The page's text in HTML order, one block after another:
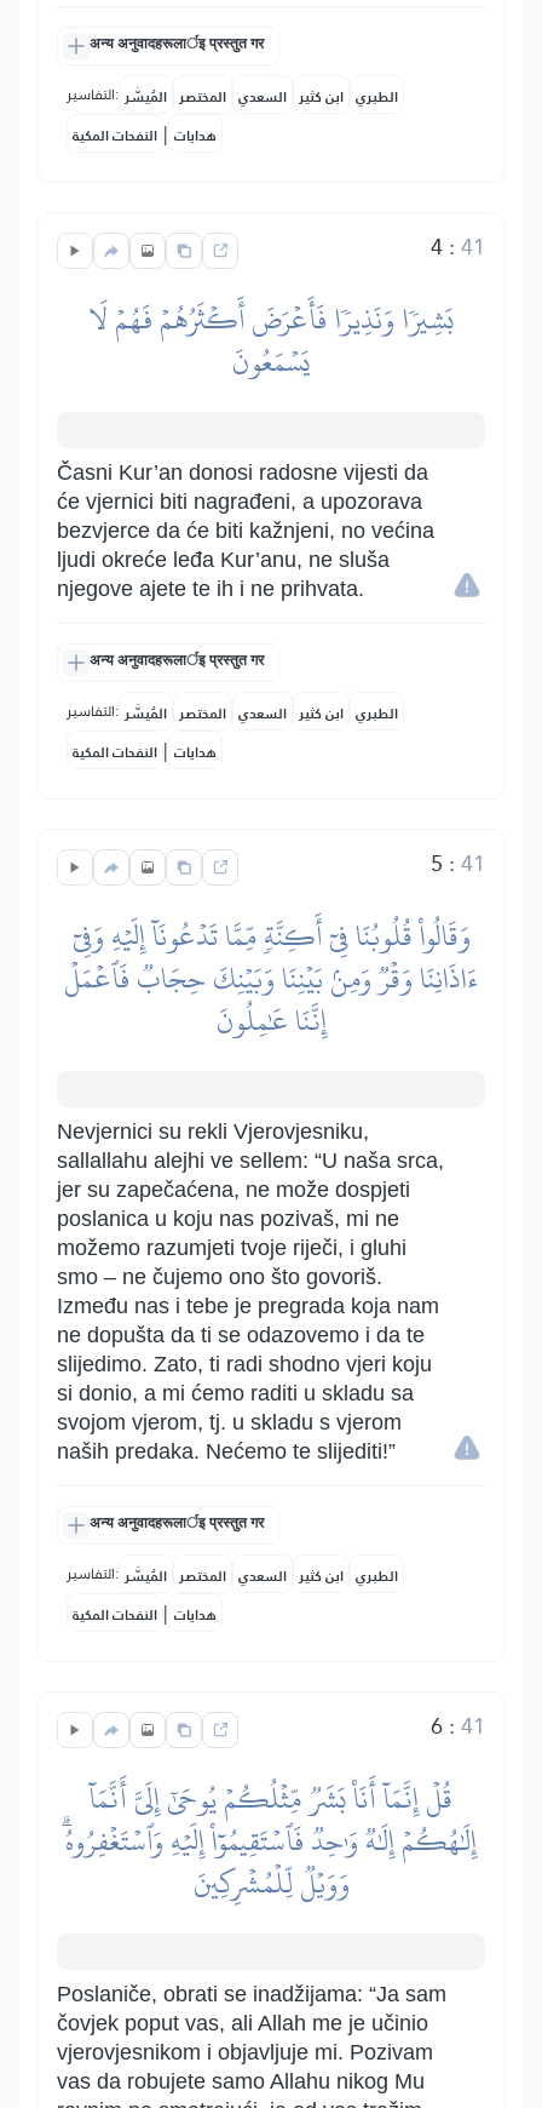
अन्य अनुवादहरूलार्इ प्रस्तुत गर
التفاسير: المُيسَّر المختصر السعدي ابن كثير الطبري
النفحات المكية | هدايات
4:41
بَشِيرٗا وَنَذِيرٗا فَأَعۡرَضَ أَكۡثَرُهُمۡ فَهُمۡ لَا
يَسۡمَعُونَ
Časni Kur’an donosi radosne vijesti da
će vjernici biti nagrađeni, a upozorava
bezvjerce da će biti kažnjeni, no većina
ljudi okreće leđa Kur’anu, ne sluša
njegove ajete te ih i ne prihvata.
अन्य अनुवादहरूलार्इ प्रस्तुत गर
التفاسير: المُيسَّر المختصر السعدي ابن كثير الطبري
النفحات المكية | هدايات
5 :41
وَقَالُواْ قُلُوبُنَا فِيٓ أَكِنَّةٖ مِّمَّا تَدۡعُونَآ إِلَيۡهِ وَفِيٓ
ءَاذَانِنَا وَقۡرٞ وَمِنۢ بَيۡنِنَا وَبَيۡنِكَ حِجَابٞ فَٱعۡمَلۡ
إِنَّنَا عَٰمِلُونَ
Nevjernici su rekli Vjerovjesniku,
sallallahu alejhi ve sellem: “U naša srca,
jer su zapečaćena, ne može dospjeti
poslanica u koju nas pozivaš, mi ne
možemo razumjeti tvoje riječi, i gluhi
smo – ne čujemo ono što govoriš.
Između nas i tebe je pregrada koja nam
ne dopušta da ti se odazovemo i da te
slijedimo. Zato, ti radi shodno vjeri koju
si donio, a mi ćemo raditi u skladu sa
svojom vjerom, tj. u skladu s vjerom
naših predaka. Nećemo te slijediti!”
अन्य अनुवादहरूलार्इ प्रस्तुत गर
التفاسير: المُيسَّر المختصر السعدي ابن كثير الطبري
النفحات المكية | هدايات
6:41
قُلۡ إِنَّمَآ أَنَا۠ بَشَرٞ مِّثۡلُكُمۡ يُوحَىٰٓ إِلَيَّ أَنَّمَآ
إِلَٰهُكُمۡ إِلَٰهٞ وَٰحِدٞ فَٱسۡتَقِيمُوٓاْ إِلَيۡهِ وَٱسۡتَغۡفِرُوهُۗ
وَوَيۡلٞ لِّلۡمُشۡرِكِينَ
Poslaniče, obrati se inadžijama: “Ja sam
čovjek poput vas, ali Allah me je učinio
vjerovjesnikom i objavljuje mi. Pozivam
vas da robujete samo Allahu nikog Mu